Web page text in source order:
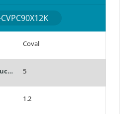
Coval
Optimaler Betriebsdruck (bar): 5
1.2